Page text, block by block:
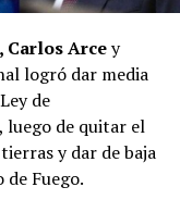
y hay
de un día
el sello con el
Concordia Social,
de volver a
a la gente y
Carlos Arcey
logró dar media
de
luego de quitar el
y dar de baja
de Fuego.